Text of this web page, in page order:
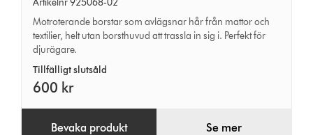
Artikelnr 925068-02
Motroterande borstar som avlägsnar hår från mattor och
textilier, helt utan borsthuvud att trassla in sig i. Perfekt för
djurägare.
Tillfälligt slutsåld
600 kr
Bevaka produkt Se mer